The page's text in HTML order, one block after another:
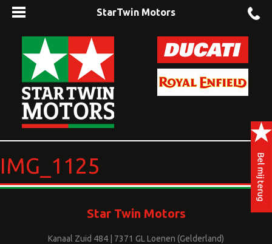
StarTwin Motors
IMG_1125
Star Twin Motors
Kanaal Zuid 484 | 7371 GL Loenen (Gelderland)